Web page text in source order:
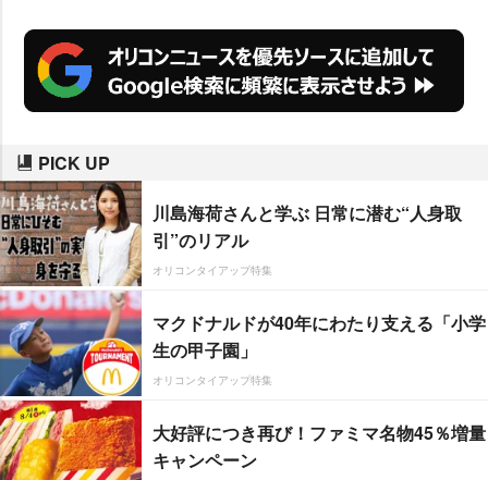
PICK UP
川島海荷さんと学ぶ 日常に潜む“人身取
引”のリアル
オリコンタイアップ特集
マクドナルドが40年にわたり支える「小学
生の甲子園」
オリコンタイアップ特集
大好評につき再び！ファミマ名物45％増量
キャンペーン